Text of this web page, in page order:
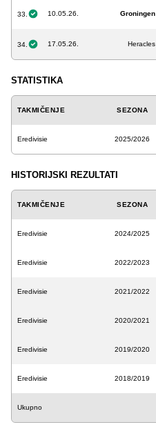
33. 10.05.26. Groningen
34. 17.05.26. Heracles
STATISTIKA
TAKMIČENJE SEZONA
Eredivisie 2025/2026
HISTORIJSKI REZULTATI
TAKMIČENJE SEZONA
Eredivisie 2024/2025
Eredivisie 2022/2023
Eredivisie 2021/2022
Eredivisie 2020/2021
Eredivisie 2019/2020
Eredivisie 2018/2019
Ukupno